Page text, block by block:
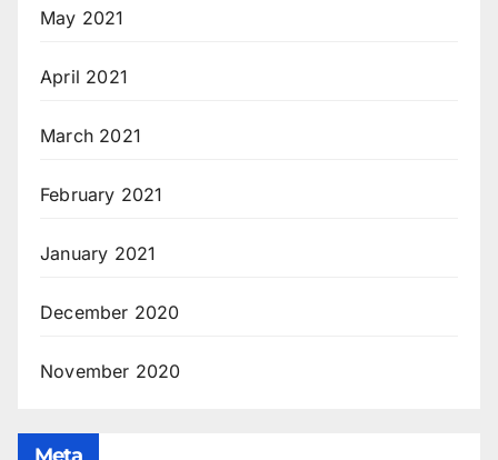
May 2021
April 2021
March 2021
February 2021
January 2021
December 2020
November 2020
Meta